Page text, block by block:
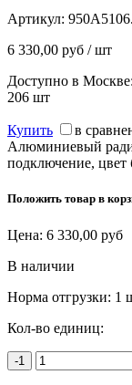
Артикул:
6 330,00 руб / шт
Доступно в Москве:
206 шт
Купить в
Алюминиевый
подключение,
Положить товар в
Цена: 6 330,00 руб
В наличии
Норма отгрузки: 1
Кол-во единиц:
-1